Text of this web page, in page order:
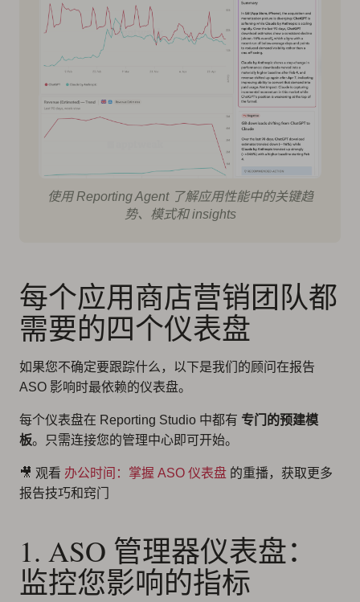
使用 Reporting Agent 了解应用性能中的关键趋
势、模式和 insights
每个应用商店营销团队都
需要的四个仪表盘
如果您不确定要跟踪什么，以下是我们的顾问在报告
ASO 影响时最依赖的仪表盘。
每个仪表盘在 Reporting Studio 中都有 专门的预建模
板。只需连接您的管理中心即可开始。
🎥 观看 办公时间：掌握 ASO 仪表盘 的重播，获取更多
报告技巧和窍门
1. ASO 管理器仪表盘：
监控您影响的指标